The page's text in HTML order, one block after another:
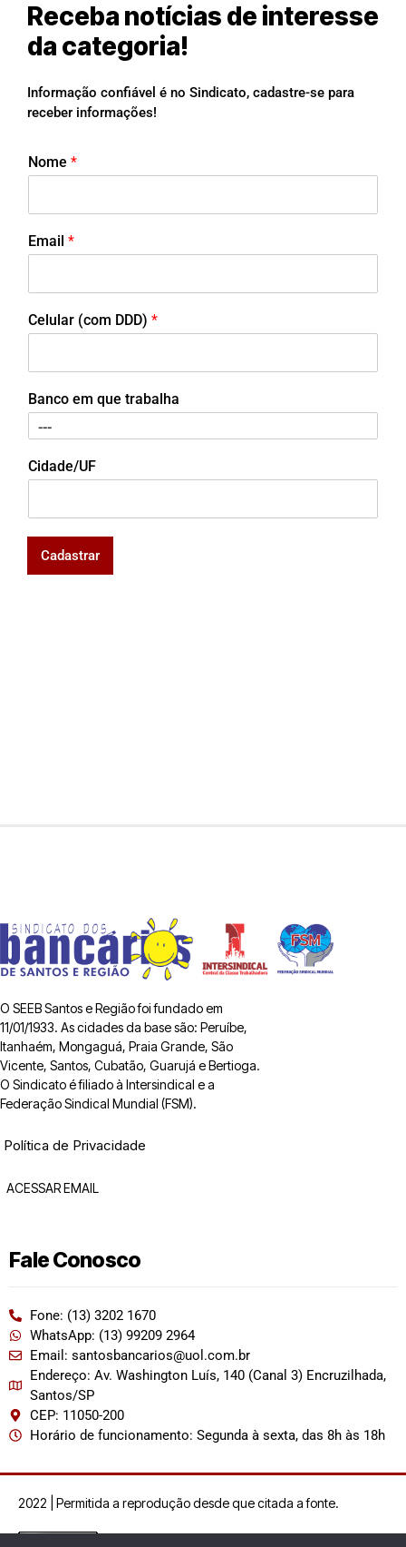
Receba notícias de interesse
da categoria!
Informação confiável é no Sindicato, cadastre-se para
receber informações!
Nome *
Email *
Celular (com DDD) *
Banco em que trabalha
Cidade/UF
Cadastrar
O SEEB Santos e Região foi fundado em
11/01/1933. As cidades da base são: Peruíbe,
Itanhaém, Mongaguá, Praia Grande, São
Vicente, Santos, Cubatão, Guarujá e Bertioga.
O Sindicato é filiado à Intersindical e a
Federação Sindical Mundial (FSM).
Política de Privacidade
ACESSAR EMAIL
Fale Conosco
Fone: (13) 3202 1670
WhatsApp: (13) 99209 2964
Email: santosbancarios@uol.com.br
Endereço: Av. Washington Luís, 140 (Canal 3) Encruzilhada,
Santos/SP
CEP: 11050-200
Horário de funcionamento: Segunda à sexta, das 8h às 18h
2022 | Permitida a reprodução desde que citada a fonte.